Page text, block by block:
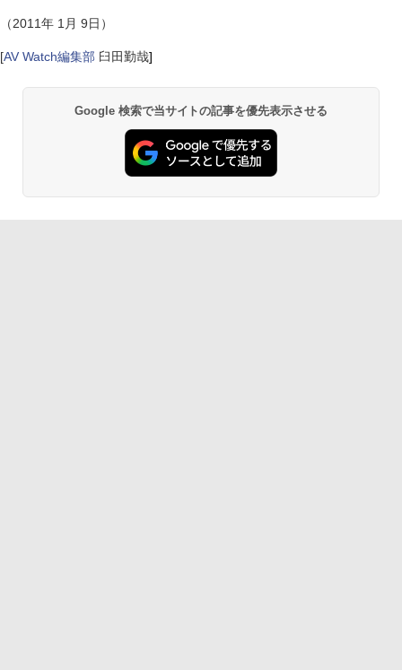
（2011年 1月 9日）
[AV Watch編集部 臼田勤哉]
Google 検索で当サイトの記事を優先表示させる